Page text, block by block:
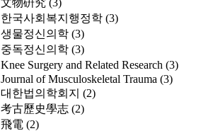
文物硏究 (3)
한국사회복지행정학 (3)
생물정신의학 (3)
중독정신의학 (3)
Knee Surgery and Related Research (3)
Journal of Musculoskeletal Trauma (3)
대한법의학회지 (2)
考古歷史學志 (2)
飛電 (2)